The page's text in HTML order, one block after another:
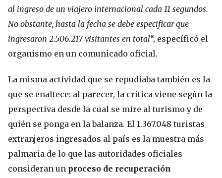
al ingreso de un viajero internacional cada 11 segundos.
No obstante, hasta la fecha se debe especificar que
ingresaron 2.506.217 visitantes en total“, específicó el
organismo en un comunicado oficial.
La misma actividad que se repudiaba también es la
que se enaltece: al parecer, la crítica viene según la
perspectiva desde la cual se mire al turismo y de
quién se ponga en la balanza. El 1.367.048 turistas
extranjeros ingresados al país es la muestra más
palmaria de lo que las autoridades oficiales
consideran un proceso de recuperación